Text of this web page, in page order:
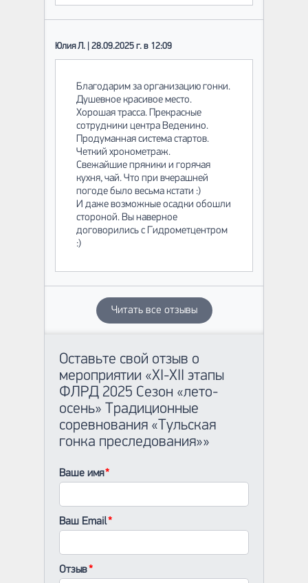
Юлия Л. | 28.09.2025 г. в 12:09
Благодарим за организацию гонки.
Душевное красивое место.
Хорошая трасса. Прекрасные
сотрудники центра Веденино.
Продуманная система стартов.
Четкий хронометраж.
Свежайшие пряники и горячая
кухня, чай. Что при вчерашней
погоде было весьма кстати :)
И даже возможные осадки обошли
стороной. Вы наверное
договорились с Гидрометцентром
:)
Читать все отзывы
Оставьте свой отзыв о
мероприятии «XI-XII этапы
ФЛРД 2025 Сезон «лето-
осень» Традиционные
соревнования «Тульская
гонка преследования»»
Ваше имя
Ваш Email
Отзыв